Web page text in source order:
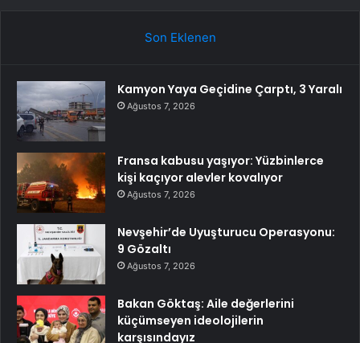
Son Eklenen
Kamyon Yaya Geçidine Çarptı, 3 Yaralı
Ağustos 7, 2026
Fransa kabusu yaşıyor: Yüzbinlerce
kişi kaçıyor alevler kovalıyor
Ağustos 7, 2026
Nevşehir’de Uyuşturucu Operasyonu:
9 Gözaltı
Ağustos 7, 2026
Bakan Göktaş: Aile değerlerini
küçümseyen ideolojilerin
karşısındayız